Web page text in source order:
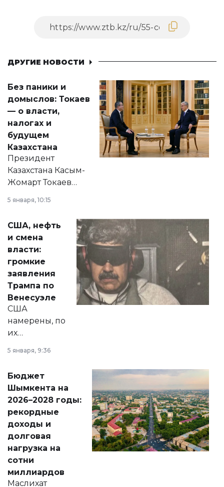
ДРУГИЕ НОВОСТИ
Без паники и
домыслов: Токаев
— о власти,
налогах и
будущем
Казахстана
Президент
Казахстана Касым-
Жомарт Токаев
сразу несколько
актуальных тем —
от слухов о
политических
реформах до
вопросов армии,
экономики и
личного здоровья.
5 января, 10:15
США, нефть
и смена
власти:
громкие
заявления
Трампа по
Венесуэле
США
намерены, по
их
принести
народу
Венесуэлы.
5 января, 9:36
Бюджет
Шымкента на
2026–2028 годы:
рекордные
доходы и
долговая
нагрузка на
сотни
миллиардов
Маслихат